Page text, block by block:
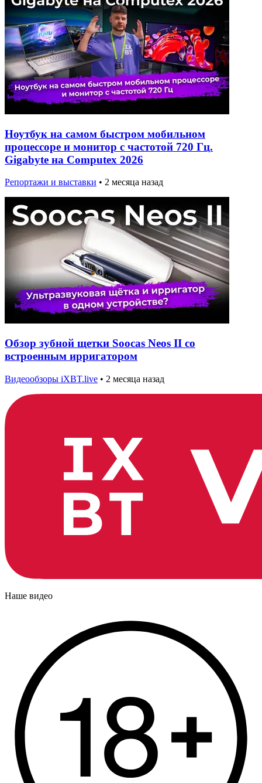
Ноутбук на самом быстром мобильном
процессоре и монитор с частотой 720 Гц.
Gigabyte на Computex 2026
Репортажи и выставки • 2 месяца назад
Обзор зубной щетки Soocas Neos II со
встроенным ирригатором
Видеообзоры iXBT.live • 2 месяца назад
Наше видео